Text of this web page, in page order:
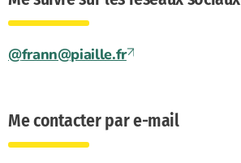
@frann@piaille.fr
Me contacter par e-mail